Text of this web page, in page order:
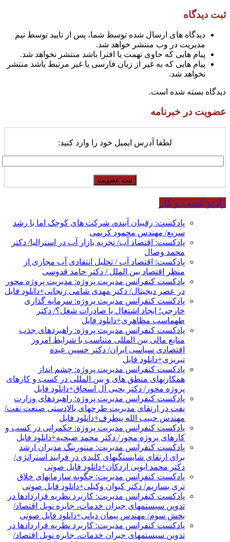
ثبت دیدگاه
دیدگاه های ارسال شده توسط شما، پس از تایید توسط تیم
مدیریت در وب منتشر خواهد شد.
پیام هایی که حاوی تهمت یا افترا باشد منتشر نخواهد شد.
پیام هایی که به غیر از زبان فارسی یا غیر مرتبط باشد منتشر
نخواهد شد.
دیدگاه بسته شده است.
عضویت در خبرنامه
لطفا آدرس ایمیل خود را وارد کنید:
رادیو کسب و کار
پادکست: رقیبان آینده، شرکت های کوچک اما با رشد
سریع/ مهندس محمود کریمی
پادکست: اقتصاد آب/ تجربه بازار آب در استرالیا/ دکتر
محمد وصال
پادکست: اقتصاد آب / تحلیل انتقادی آب مجازی از
منظر اقتصاد بین الملل / دکتر حامد قدوسی
پادکست کنفرانس مدیریت پروژه: مدیریت پروژه محور
در عصر دیجیتال/ دکتر مهدی شامی زنجانی+دانلود فایل
پادکست کنفرانس مدیریت پروژه: سرمایه گذاری
خارجی؛ ایجاد اشتغال یا صادرات شغل؟/ دکتر
طهماسب مظاهری+دانلود فایل
پادکست کنفرانس مدیریت پروژه: راهبردهای جذب
منابع مالی بین المللی متناسب با شرایط امروز
اقتصادی سیاسی ایران/ دکتر حسین عبده
تبریزی+دانلود فایل
پادکست کنفرانس مدیریت پروژه: چشم انداز
همکاریهای منطق های و بین المللی در کسب و کارهای
پروژه محور/ دکتر یحیی آل اسحاق+دانلود فایل
پادکست کنفرانس مدیریت پروژه: راهبردهای وزارت
نفت در ارتقای مدیریت طرحهای بالادستی صنعت نفت/
مهندس حبیب الله بیطرف+دانلود فایل
پادکست کنفرانس مدیریت پروژه: حکمرانی در کسب و
کارهای پروژه محور/ دکتر محمد صبحیه+دانلود فایل
پادکست کنفرانس مدیریت: منتورینگ مدیران ارشد
برای ارتقای شایستگیهای کلیدی در فرایند استراتژی/
دکتر محمد ابویی اردکان+دانلود فایل صوتی
پادکست کنفرانس مدیریت: چگونه سازمانهای خلاق
تری بسازیم/ دکتر کیوان وکیلی+دانلود فایل صوتی
پادکست کنفرانس مدیریت: کاربرد نظریه قراردادها در
تدوین سیستمهای جبران خدمات، جایزه نوبل اقتصاد/
بخش سوم/ مهندس پیمان دیانی+دانلود فایل صوتی
پادکست کنفرانس مدیریت: کاربرد نظریه قراردادها در
تدوین سیستمهای جبران خدمات، جایزه نوبل اقتصاد/